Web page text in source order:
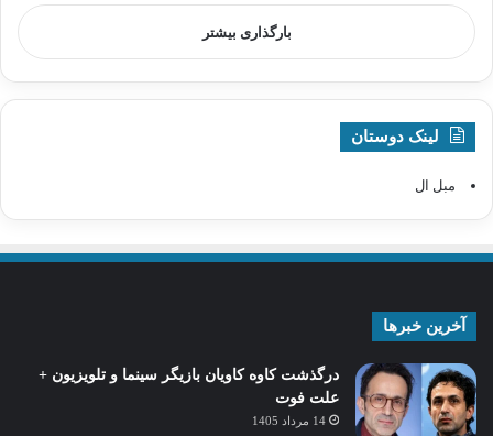
بارگذاری بیشتر
لینک دوستان
مبل ال
آخرین خبرها
درگذشت کاوه کاویان بازیگر سینما و تلویزیون +
علت فوت
14 مرداد 1405